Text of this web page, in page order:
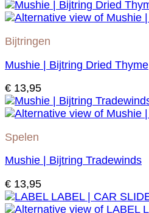
Bijtringen
Mushie | Bijtring Dried Thyme
€ 13,95
Spelen
Mushie | Bijtring Tradewinds
€ 13,95